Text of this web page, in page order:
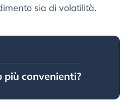
sia di volatilità.
più convenienti?